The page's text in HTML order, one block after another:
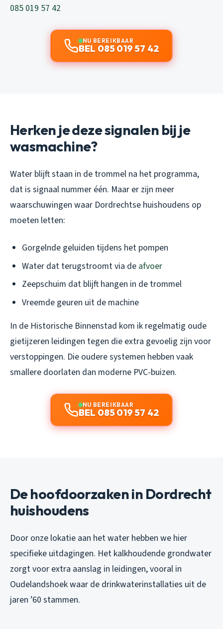
085 019 57 42
NU BEREIKBAAR
BEL 085 019 57 42
Herken je deze signalen bij je
wasmachine?
Water blijft staan in de trommel na het programma,
dat is signaal nummer één. Maar er zijn meer
waarschuwingen waar Dordrechtse huishoudens op
moeten letten:
Gorgelnde geluiden tijdens het pompen
Water dat terugstroomt via de afvoer
Zeepschuim dat blijft hangen in de trommel
Vreemde geuren uit de machine
In de Historische Binnenstad kom ik regelmatig oude
gietijzeren leidingen tegen die extra gevoelig zijn voor
verstoppingen. Die oudere systemen hebben vaak
smallere doorlaten dan moderne PVC-buizen.
NU BEREIKBAAR
BEL 085 019 57 42
De hoofdoorzaken in Dordrecht
huishoudens
Door onze lokatie aan het water hebben we hier
specifieke uitdagingen. Het kalkhoudende grondwater
zorgt voor extra aanslag in leidingen, vooral in
Oudelandshoek waar de drinkwaterinstallaties uit de
jaren ’60 stammen.